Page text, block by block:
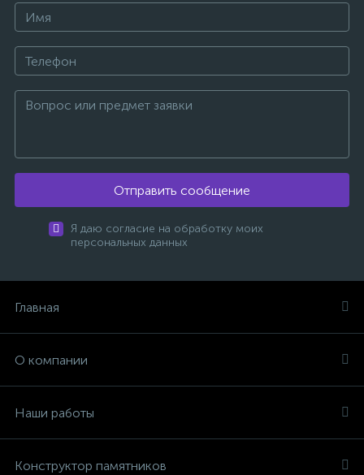
Отправить сообщение
Я даю согласие на обработку моих
персональных данных
Главная
О компании
Наши работы
Конструктор памятников